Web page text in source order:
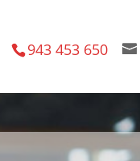
943 453 650